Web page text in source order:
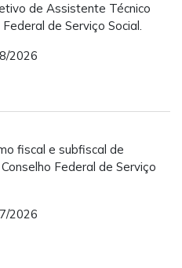
de Assistente Técnico
de Serviço Social.
2026
fiscal e subfiscal de
Federal de Serviço
2026